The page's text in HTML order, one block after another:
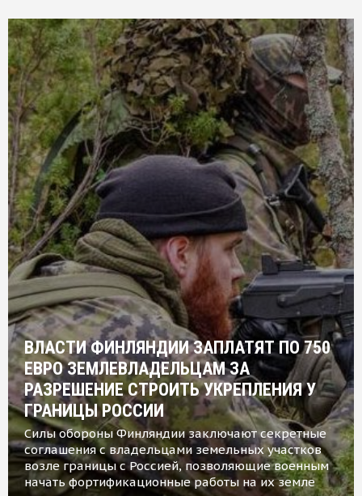
ВЛАСТИ ФИНЛЯНДИИ ЗАПЛАТЯТ ПО 750
ЕВРО ЗЕМЛЕВЛАДЕЛЬЦАМ ЗА
РАЗРЕШЕНИЕ СТРОИТЬ УКРЕПЛЕНИЯ У
ГРАНИЦЫ РОССИИ
Силы обороны Финляндии заключают секретные
соглашения с владельцами земельных участков
возле границы с Россией, позволяющие военным
начать фортификационные работы на их земле